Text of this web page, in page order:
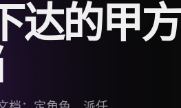
达的甲方